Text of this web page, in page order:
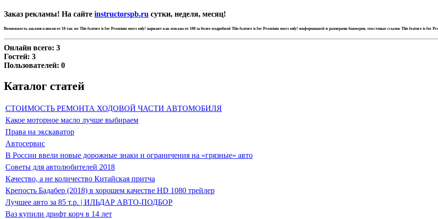
Заказ рекламы! На сайте instructorspb.ru сутки, неделя, месяц!
Возможность заказов кликов от 10 так же This feature is for Premium users only! вариант как показы от 100 за более подробной This feature is for Premium users only! информацией и размерами баннеров, текстовых ссылок This feature is for
Онлайн всего: 3
Гостей: 3
Пользователей: 0
Каталог статей
СТОИМОСТЬ РЕМОНТА ХОДОВОЙ ЧАСТИ АВТОМОБИЛЯ
Какое моторное масло лучше выбираем
Права на экскаватор
Автосервис
В России ввели новые дорожные знаки и ограничения на «грязные» авто
Советы для автолюбителей 2018
Качество, а не количество Китайская притча
Крепость Бадабер (2018) в хорошем качестве HD 1080 трейлер
Лучшее авто за 85 т.р. | ИЛЬДАР АВТО-ПОДБОР
Ваз купили дрифт корч в 14 лет